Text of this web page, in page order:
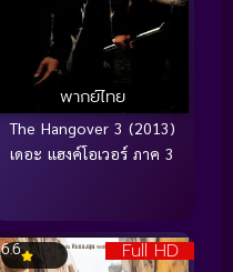
พากย์ไทย
The Hangover 3 (2013)
เดอะ แฮงค์โอเวอร์ ภาค 3
Full HD
6.6